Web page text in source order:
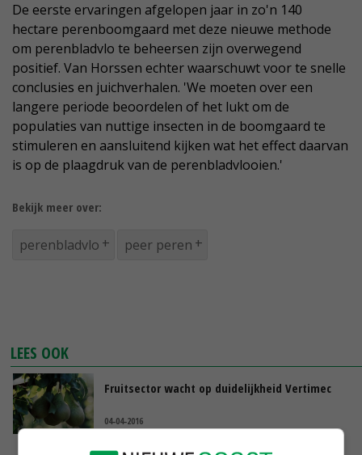
De eerste ervaringen afgelopen jaar in zo'n 140
hectare perenboomgaard met deze nieuwe methode
om perenbladvlo te beheersen zijn overwegend
positief. Van Horssen echter waarschuwt voor te snelle
conclusies en juichverhalen. 'We moeten over een
langere periode beoordelen of het lukt om de
populaties van nuttige insecten in de boomgaard te
stimuleren en aansluitend kijken wat het effect daarvan
is op de plaagdruk van de perenbladvlooien.'
Bekijk meer over:
perenbladvlo peer peren
LEES OOK
Fruitsector wacht op duidelijkheid Vertimec
04-04-2016